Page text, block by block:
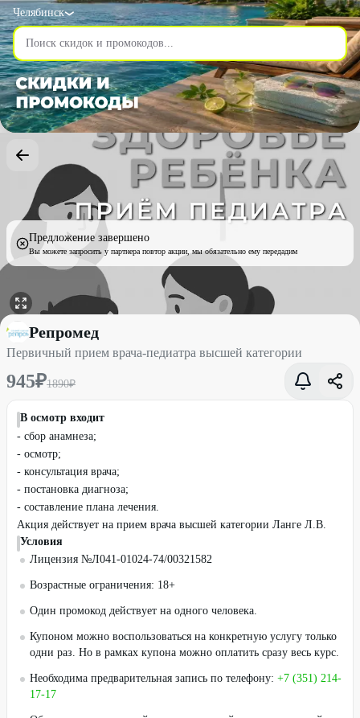
Челябинск
Предложение завершено
Вы можете запросить у партнера повтор акции, мы обязательно ему передадим
Первичный прием врача-педиатра высшей категории со
Репромед
Первичный прием врача-педиатра высшей категории
945₽1890₽
В осмотр входит
- сбор анамнеза;
- осмотр;
- консультация врача;
- постановка диагноза;
- составление плана лечения.
Акция действует на прием врача высшей категории Ланге Л.В.
Условия
Лицензия №Л041-01024-74/00321582
Возрастные ограничения: 18+
Один промокод действует на одного человека.
Купоном можно воспользоваться на конкретную услугу только
одни раз. Но в рамках купона можно оплатить сразу весь курс.
Необходима предварительная запись по телефону: +7 (351) 214-
17-17